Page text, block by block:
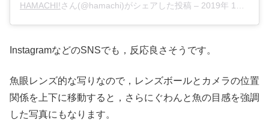
HAMACHI!さん(@hamachi)がシェアした投稿 – 2019年 1月月19日午前2時49分PST
InstagramなどのSNSでも，反応良さそうです。
魚眼レンズ的な写りなので，レンズボールとカメラの位置
関係を上下に移動すると，さらにぐわんと魚の目感を強調
した写真にもなります。